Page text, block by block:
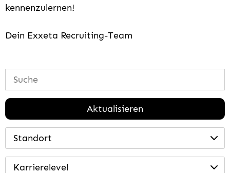
kennenzulernen!
Dein Exxeta Recruiting-Team
Aktualisieren
Standort
Karrierelevel